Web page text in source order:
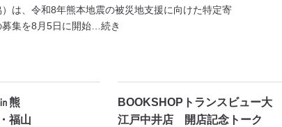
は、令和8年熊本地震の被災地支援に向けた特定寄
集を8月5日に開始 …続き
熊
福山
BOOKSHOPトランスビュー大
江戸中井店 開店記念トーク